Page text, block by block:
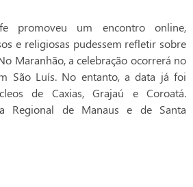
promoveu um encontro online,
e religiosas pudessem refletir sobre
Maranhão, a celebração ocorrerá no
São Luís. No entanto, a data já foi
de Caxias, Grajaú e Coroatá.
Regional de Manaus e de Santa